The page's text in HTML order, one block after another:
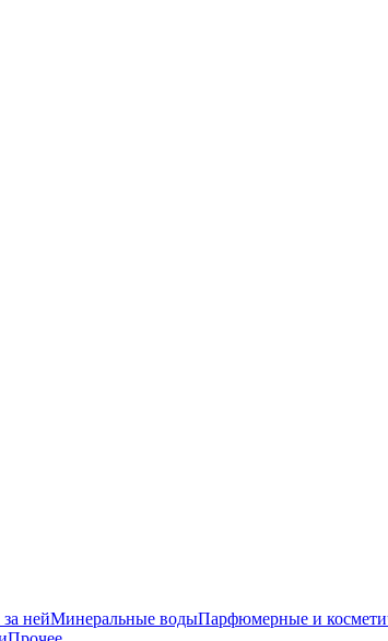
нейМинеральные водыПарфюмерные и